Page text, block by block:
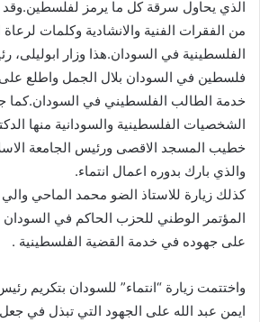
الذي يحاول سرقة كل ما يرمز لفلسطين.وقد
من الفقرات الفنية والانشادية وكلمات لرعاة
الفلسطينية في السودان.هذا وزار ابوليلى،
فلسطين في السودان بلال الجمل واطلع على
خدمة الطالب الفلسطيني في السودان.كما
الشخصيات الفلسطينية والسودانية منها
خطيب المسجد الاقصى ورئيس الجامعة
والذي بارك بدوره اعمال انتماء.
كذلك زيارة للاستاذ الضو محمد الماحي
المؤتمر الوطني للحزب الحاكم في السودان
على جهوده في خدمة القضية الفلسطينية .
واختتمت زيارة “انتماء” للسودان بتكريم
ايمن عبد الله على الجهود التي تبذل في